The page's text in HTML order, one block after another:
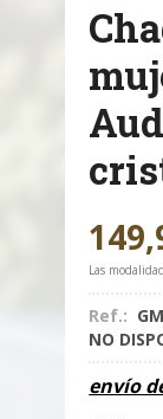
Las
Ref.:
NO
envío